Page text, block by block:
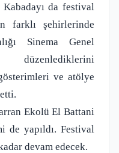
da festival
farklı şehirlerinde
Sinema Genel
ve atölye
Ekolü El Battani
de yapıldı. Festival
devam edecek.